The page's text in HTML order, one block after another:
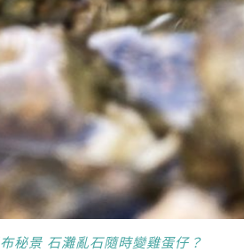
秘景 石灘亂石隨時變雞蛋仔？